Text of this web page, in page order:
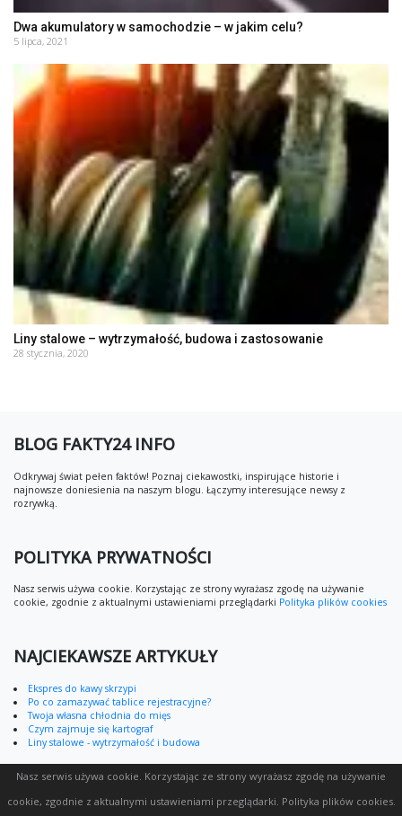
Dwa akumulatory w samochodzie – w jakim celu?
5 lipca, 2021
Liny stalowe – wytrzymałość, budowa i zastosowanie
28 stycznia, 2020
BLOG FAKTY24 INFO
Odkrywaj świat pełen faktów! Poznaj ciekawostki, inspirujące historie i
najnowsze doniesienia na naszym blogu. Łączymy interesujące newsy z
rozrywką.
POLITYKA PRYWATNOŚCI
Nasz serwis używa cookie. Korzystając ze strony wyrażasz zgodę na używanie
cookie, zgodnie z aktualnymi ustawieniami przeglądarki Polityka plików cookies
NAJCIEKAWSZE ARTYKUŁY
Ekspres do kawy skrzypi
Po co zamazywać tablice rejestracyjne?
Twoja własna chłodnia do mięs
Czym zajmuje się kartograf
Liny stalowe - wytrzymałość i budowa
Nasz serwis używa cookie. Korzystając ze strony wyrażasz zgodę na używanie
cookie, zgodnie z aktualnymi ustawieniami przeglądarki. Polityka plików cookies.